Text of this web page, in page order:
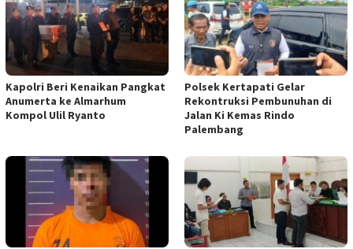
Kapolri Beri Kenaikan Pangkat
Anumerta ke Almarhum
Kompol Ulil Ryanto
Polsek Kertapati Gelar
Rekontruksi Pembunuhan di
Jalan Ki Kemas Rindo
Palembang